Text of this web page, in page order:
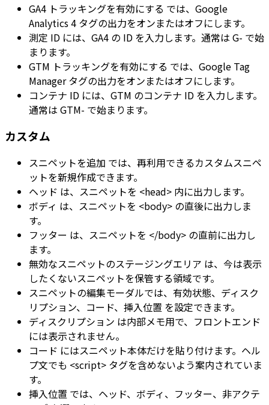
GA4 トラッキングを有効にする では、 Google
Analytics 4 タグの出力をオンまたはオフにします。
測定 ID には、GA4 の ID を入力します。通常は G- で始
まります。
GTM トラッキングを有効にする では、 Google Tag
Managerタグの出力をオンまたはオフにします。
コンテナ ID には、GTM のコンテナ ID を入力します。
通常は GTM- で始まります。
カスタム
スニペットを追加 では、再利用できるカスタムスニペ
ットを新規作成できます。
ヘッド は、スニペットを <head> 内に出力します。
ボディ は、スニペットを <body> の直後に出力しま
す。
フッター は、スニペットを </body> の直前に出力し
ます。
無効なスニペットのステージングエリア は、今は表示
したくないスニペットを保管する領域です。
スニペットの編集モーダルでは、有効状態、 ディスク
リプション、 コード、 挿入位置 を設定できます。
ディスクリプション は内部メモ用で、フロントエンド
には表示されません。
コード にはスニペット本体だけを貼り付けます。ヘル
プ文でも <script> タグを含めないよう案内されていま
す。
挿入位置 では、 ヘッド、 ボディ、 フッター、 非アクテ